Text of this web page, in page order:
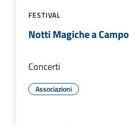
FESTIVAL
Notti Magiche a Campo
Concerti
Associazioni